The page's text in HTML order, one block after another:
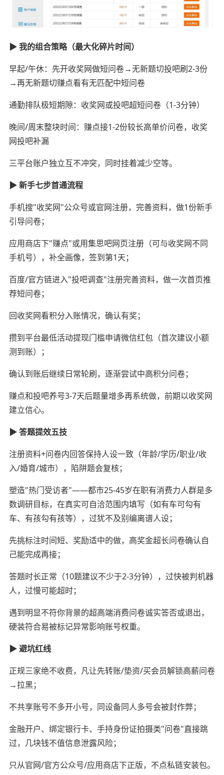
▶ 我的组合策略（最大化碎片时间）
早起/午休：先开收奖网做短问卷→无新题切投吧刷2-3份
→再无新题切赚点看有无匹配中短问卷
通勤排队极短期隙：收奖网或投吧超短问卷（1-3分钟）
晚间/周末整块时间：赚点接1-2份较长高单价问卷，收奖
网投吧补漏
三平台账户独立互不冲突，同时挂着减少空等。
▶ 新手七步首通流程
手机搜"收奖网"公众号或官网注册，完善资料，做1份新手
引导问卷；
应用商店下"赚点"或用集思吧网页注册（可与收奖网不同
手机号），补全画像，签到第1天；
百度/官方链进入"投吧调查"注册完善资料，做一次首页推
荐短问卷；
回收奖网看积分入账情况，确认有奖；
攒到平台最低活动提现门槛申请微信红包（首次建议小额
测到账）；
确认到账后继续日常轮刷，逐渐尝试中高积分问卷；
赚点和投吧养号3-7天后题量增多再系统做，前期以收奖网
建立信心。
▶ 答题提效五技
注册资料+问卷内回答保持人设一致（年龄/学历/职业/收
入/婚育/城市），陷阱题会复核；
塑造"热门受访者"——都市25-45岁在职有消费力人群是多
数调研目标，在真实可自洽范围内填写（如有车可勾有
车、有孩勾有孩等），过犹不及别编离谱人设；
先挑标注时间短、奖励适中的做，高奖金超长问卷确认自
己能完成再接；
答题时长正常（10题建议不少于2-3分钟），过快被判机器
人，过慢可能超时；
遇到明显不符你背景的超高端消费问卷诚实答否或退出，
硬装符合易被标记异常影响账号权重。
▶ 避坑红线
正规三家绝不收费，凡让先转账/垫资/买会员解锁高薪问卷
→拉黑；
不共享账号不多开小号，同设备同人多号会被封作弊；
金融开户、绑定银行卡、手持身份证拍摄类"问卷"直接跳
过，几块钱不值信息泄露风险；
只从官网/官方公众号/应用商店下正版，不点私链安装包。